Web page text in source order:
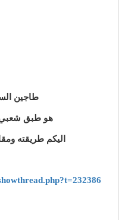
طاجين
هو طبق شعبي
اليكم طريقته